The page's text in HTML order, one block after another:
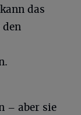
das
– aber sie